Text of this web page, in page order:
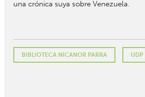
una crónica suya sobre Venezuela.
BIBLIOTECA NICANOR PARRA UDP